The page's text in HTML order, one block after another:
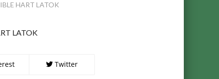
HART LATOK
LATOK
Twitter